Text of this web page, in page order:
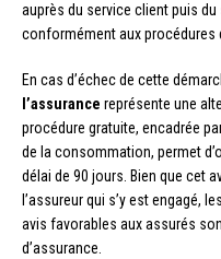
auprès du service client puis
conformément aux procédures
En cas d’échec de cette
l’assurance représente une
procédure gratuite, encadrée
de la consommation, permet
délai de 90 jours. Bien que cet
l’assureur qui s’y est engagé,
avis favorables aux assurés
d’assurance.